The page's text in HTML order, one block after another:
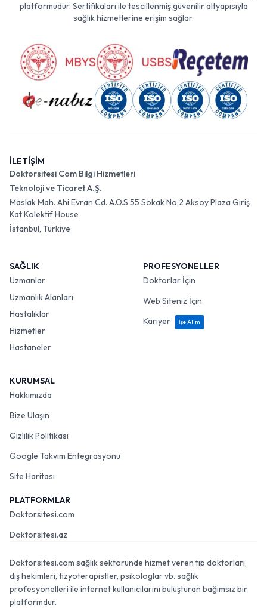
platformudur. Sertifikaları ile tescillenmiş güvenilir altyapısıyla
sağlık hizmetlerine erişim sağlar.
İLETİŞİM
Doktorsitesi Com Bilgi Hizmetleri
Teknoloji ve Ticaret A.Ş.
Maslak Mah. Ahi Evran Cd. A.O.S 55 Sokak No:2 Aksoy Plaza Giriş
Kat Kolektif House
İstanbul, Türkiye
SAĞLIK
Uzmanlar
Uzmanlık Alanları
Hastalıklar
Hizmetler
Hastaneler
PROFESYONELLER
Doktorlar İçin
Web Siteniz İçin
Kariyer
İşe Alım
KURUMSAL
Hakkımızda
Bize Ulaşın
Gizlilik Politikası
Google Takvim Entegrasyonu
Site Haritası
PLATFORMLAR
Doktorsitesi.com
Doktorsitesi.az
Doktorsitesi.com sağlık sektöründe hizmet veren tıp doktorları,
diş hekimleri, fizyoterapistler, psikologlar vb. sağlık
profesyonelleri ile internet kullanıcılarını buluşturan bağımsız bir
platformdur.